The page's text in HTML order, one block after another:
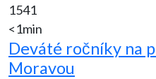
1541
<1min
Deváté ročníky na
Moravou